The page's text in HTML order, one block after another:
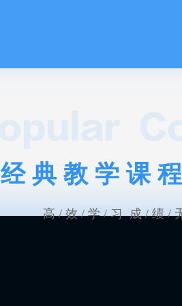
经典教学课
高 / 效 / 学 / 习 成 / 绩 /